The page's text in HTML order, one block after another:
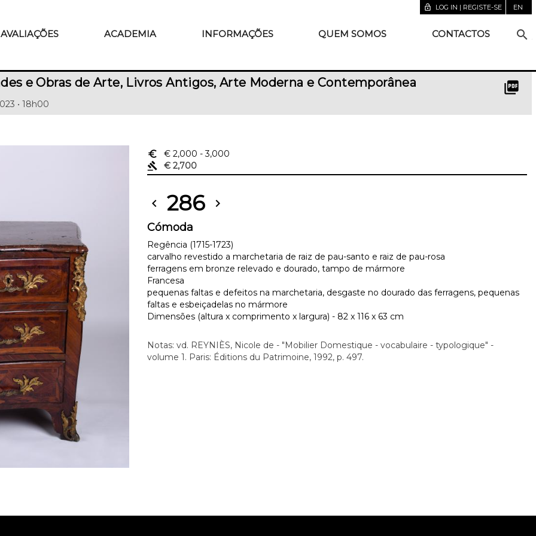
lock_open LOG IN | REGISTE-SE EN
AVALIAÇÕES ACADEMIA INFORMAÇÕES QUEM SOMOS CONTACTOS search
e Obras de Arte, Livros Antigos, Arte Moderna e Contemporânea
• 18h00
picture_as_pdf
euro_symbol € 2,000 - 3,000
gavel
€ 2,700
chevron_left 286 chevron_right
Cómoda
Regência (1715-1723)
carvalho revestido a marchetaria de raiz de pau-santo e raiz de pau-rosa
ferragens em bronze relevado e dourado, tampo de mármore
Francesa
pequenas faltas e defeitos na marchetaria, desgaste no dourado das ferragens, pequenas
faltas e esbeiçadelas no mármore
Dimensões (altura x comprimento x largura) - 82 x 116 x 63 cm
Notas: vd. REYNIÈS, Nicole de - "Mobilier Domestique - vocabulaire - typologique" -
volume 1. Paris: Éditions du Patrimoine, 1992, p. 497.